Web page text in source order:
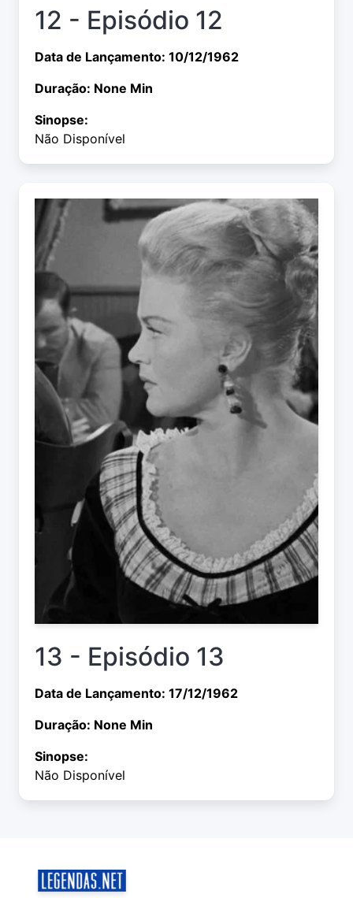
12 - Episódio 12
Data de Lançamento: 10/12/1962
Duração: None Min
Sinopse:
Não Disponível
13 - Episódio 13
Data de Lançamento: 17/12/1962
Duração: None Min
Sinopse:
Não Disponível